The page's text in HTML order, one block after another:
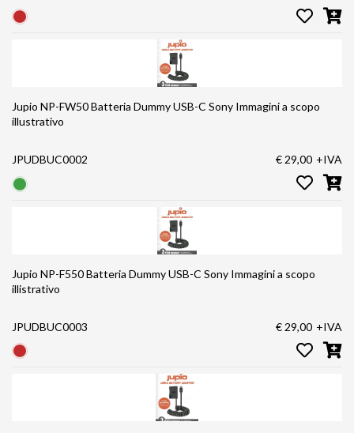
Jupio NP-FW50 Batteria Dummy USB-C Sony Immagini a scopo
illustrativo
JPUDBUC0002 € 29,00 +IVA
Jupio NP-F550 Batteria Dummy USB-C Sony Immagini a scopo
illistrativo
JPUDBUC0003 € 29,00 +IVA